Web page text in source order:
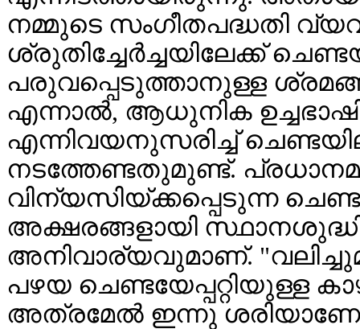
നമ്മുടെ സംഗീതപദ്ധതി
ശ്രുതിച്ചേർച്ചയിലേക്ക്
പരുവപ്പെടുത്താനുള്ള
എന്നാൽ, ആധുനിക
എന്നിവയനുസരിച്ച്
നടത്തേണ്ടതുമുണ്ട്.
വിന്യസിയ്ക്കപ്പെടുന്ന
അക്ഷരങ്ങളായി
അനിവാര്യവുമാണ്.
പഴയ ചെണ്ടയേപ്പറ്റിയുള്ള
അത്രമേൽ ഇന്നു